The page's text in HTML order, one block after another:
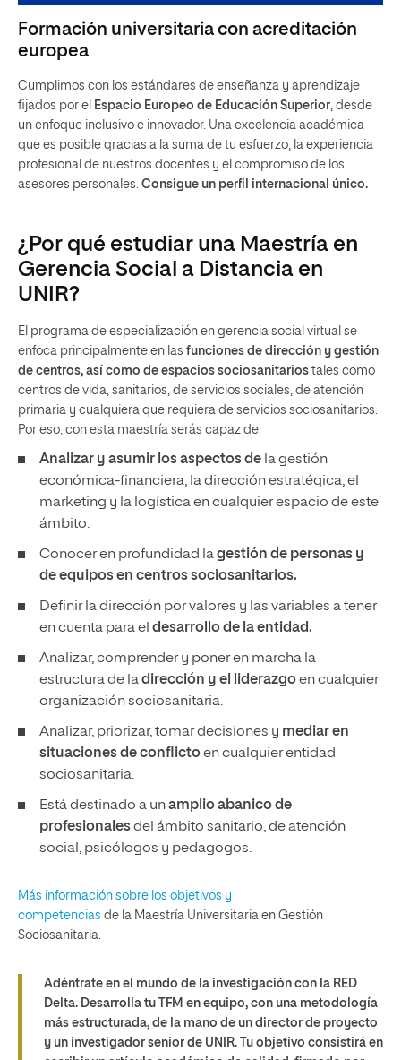
Formación universitaria con acreditación
europea
Cumplimos con los estándares de enseñanza y aprendizaje
fijados por el Espacio Europeo de Educación Superior, desde
un enfoque inclusivo e innovador. Una excelencia académica
que es posible gracias a la suma de tu esfuerzo, la experiencia
profesional de nuestros docentes y el compromiso de los
asesores personales. Consigue un perfil internacional único.
¿Por qué estudiar una Maestría en
Gerencia Social a Distancia en
UNIR?
El programa de especialización en gerencia social virtual se
enfoca principalmente en las funciones de dirección y gestión
de centros, así como de espacios sociosanitarios tales como
centros de vida, sanitarios, de servicios sociales, de atención
primaria y cualquiera que requiera de servicios sociosanitarios.
Por eso, con esta maestría serás capaz de:
Analizar y asumir los aspectos de la gestión
económica-financiera, la dirección estratégica, el
marketing y la logística en cualquier espacio de este
ámbito.
Conocer en profundidad lagestión de personas y
de equipos en centros sociosanitarios.
Definir la dirección por valores y las variables a tener
en cuenta para el desarrollo de la entidad.
Analizar, comprender y poner en marcha la
estructura de ladirección y el liderazgoen cualquier
organización sociosanitaria.
Analizar, priorizar, tomar decisiones y mediar en
situaciones de conflictoen cualquier entidad
sociosanitaria.
Está destinado a unamplio abanico de
profesionalesdel ámbito sanitario, de atención
social, psicólogos y pedagogos.
Más información sobre los objetivos y
competencias de la Maestría Universitaria en Gestión
Sociosanitaria.
Adéntrate en el mundo de la investigación con la RED
Delta. Desarrolla tu TFM en equipo, con una metodología
más estructurada, de la mano de un director de proyecto
y un investigador senior de UNIR. Tu objetivo consistirá en